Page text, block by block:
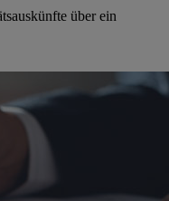
über ein